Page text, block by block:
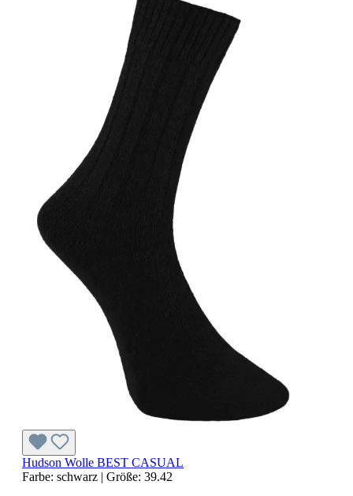
Hudson Wolle BEST CASUAL
Farbe: schwarz | Größe: 39.42